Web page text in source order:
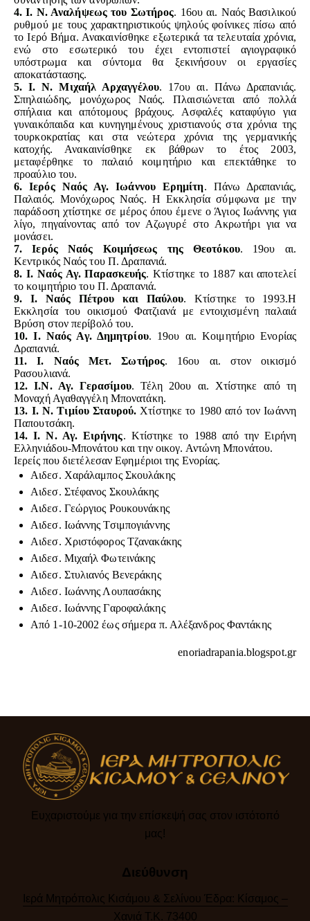
4. Ι. Ν. Αναλήψεως του Σωτήρος. 16ου αι. Ναός Βασιλικού
ρυθμού με τους χαρακτηριστικούς ψηλούς φοίνικες πίσω από
το Ιερό Βήμα. Ανακαινίσθηκε εξωτερικά τα τελευταία χρόνια,
ενώ στο εσωτερικό του
έχει εντοπιστεί αγιογραφικό
υπόστρωμα και σύντομα θα
ξεκινήσουν οι εργασίες
αποκατάστασης.
5. Ι. Ν. Μιχαήλ Αρχαγγέλου. 17ου αι. Πάνω Δραπανιάς.
Σπηλαιώδης, μονόχωρος Ναός. Πλαισιώνεται από
πολλά
σπήλαια και απότομους βράχους. Ασφαλές καταφύγιο για
γυναικόπαιδα και κυνηγημένους χριστιανούς στα χρόνια της
τουρκοκρατίας και στα νεώτερα χρόνια
της γερμανικής
κατοχής. Ανακαινίσθηκε εκ βάθρων το
έτος 2003,
μεταφέρθηκε το παλαιό κοιμητήριο και επεκτάθηκε το
προαύλιο του.
6. Ιερός Ναός Αγ. Ιωάννου Ερημίτη. Πάνω Δραπανιάς,
Παλαιός.Μονόχωρος Ναός. Η Εκκλησία σύμφωνα με την
παράδοση χτίστηκε σε μέρος όπου έμενε ο Άγιος Ιωάννης για
λίγο, πηγαίνοντας από τον Αζωγυρέ στο Ακρωτήρι για να
μονάσει.
7. Ιερός Ναός Κοιμήσεως της Θεοτόκου. 19ου αι.
Κεντρικός Ναός του Π. Δραπανιά.
8. Ι. Ναός Αγ. Παρασκευής.Κτίστηκε το 1887 και αποτελεί
το κοιμητήριο του Π. Δραπανιά.
9. Ι. Ναός Πέτρου και Παύλου.Κτίστηκε το 1993.Η
Εκκλησία του οικισμού Φατζιανά με εντοιχισμένη παλαιά
Βρύση στον περίβολό του.
10. Ι. Ναός Αγ. Δημητρίου. 19ου αι.Κοιμητήριο Ενορίας
Δραπανιά.
11. Ι. Ναός Μετ. Σωτήρος. 16ου αι. στον οικισμό
Ρασουλιανά.
12. Ι.Ν. Αγ. Γερασίμου. Τέλη 20ου αι. Χτίστηκε από τη
Μοναχή Αγαθαγγέλη Μπονατάκη.
13. Ι. Ν. Τιμίου Σταυρού. Χτίστηκε το 1980 από τον Ιωάννη
Παπουτσάκη.
14. Ι. Ν. Αγ. Ειρήνης. Κτίστηκε το 1988 από την Ειρήνη
Ελληνιάδου-Μπονάτου και την οικογ. Αντώνη Μπονάτου.
Ιερείς που διετέλεσαν Εφημέριοι της Ενορίας.
Αιδεσ. Χαράλαμπος Σκουλάκης
Αιδεσ. Στέφανος Σκουλάκης
Αιδεσ. Γεώργιος Ρουκουνάκης
Αιδεσ. Ιωάννης Τσιμπογιάννης
Αιδεσ. Χριστόφορος Τζανακάκης
Αιδεσ. Μιχαήλ Φωτεινάκης
Αιδεσ. Στυλιανός Βενεράκης
Αιδεσ. Ιωάννης Λουπασάκης
Αιδεσ. Ιωάννης Γαροφαλάκης
Από 1-10-2002 έως σήμερα π. Αλέξανδρος Φαντάκης
enoriadrapania.blogspot.gr
Ευχαριστούμε για την επίσκεψή σας στον ιστότοπό
μας!​
Διεύθυνση
Ιερά Μητρόπολις Κισάμου & Σελίνου Έδρα: Κίσαμος –
Χανιά Τ.Κ. 73400